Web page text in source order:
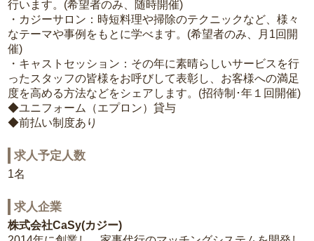
行います。(希望者のみ、随時開催)
・カジーサロン：時短料理や掃除のテクニックなど、様々
なテーマや事例をもとに学べます。(希望者のみ、月1回開
催)
・キャストセッション：その年に素晴らしいサービスを行
ったスタッフの皆様をお呼びして表彰し、お客様への満足
度を高める方法などをシェアします。(招待制･年１回開催)
◆ユニフォーム（エプロン）貸与
◆前払い制度あり
求人予定人数
1名
求人企業
株式会社CaSy(カジー)